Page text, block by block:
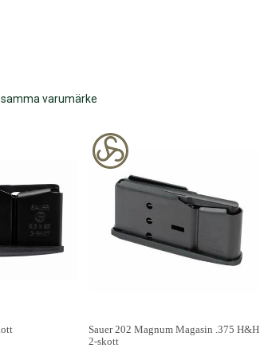
varumärke
Sauer 202 Magnum Magasin .375 H&H
2-skott